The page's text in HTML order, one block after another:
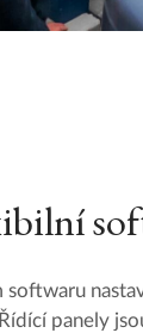
panely